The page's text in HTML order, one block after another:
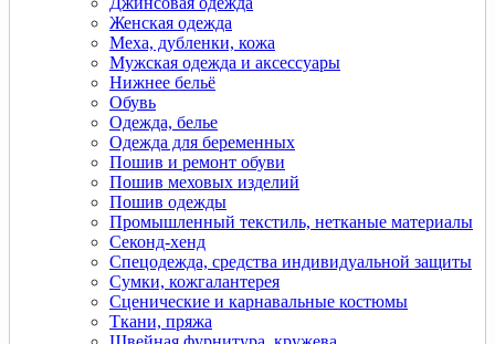
Женская одежда
Меха, дубленки, кожа
Мужская одежда и аксессуары
Нижнее бельё
Обувь
Одежда, белье
Одежда для беременных
Пошив и ремонт обуви
Пошив меховых изделий
Пошив одежды
Промышленный текстиль, нетканые материалы
Секонд-хенд
Спецодежда, средства индивидуальной защиты
Сумки, кожгалантерея
Сценические и карнавальные костюмы
Ткани, пряжа